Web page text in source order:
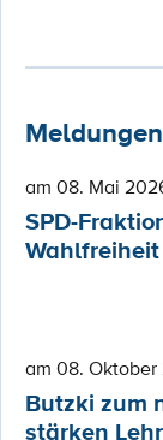
am 08. Mai
SPD-
am 08.
Butzki zum
stärken